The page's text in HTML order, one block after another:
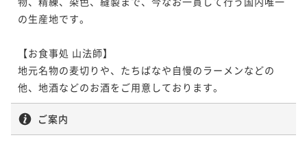
の生産地です。
【お食事処 山法師】
地元名物の麦切りや、たちばなや自慢のラーメンなどの
他、地酒などのお酒をご用意しております。
ご案内